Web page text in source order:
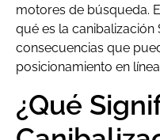
motores de búsqueda.
qué es la canibalización
consecuencias que
posicionamiento en
¿Qué